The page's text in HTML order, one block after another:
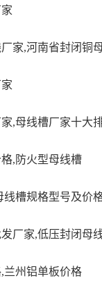
家,河南省封闭铜
,母线槽厂家十大
,防火型母线槽
线槽规格型号及价
厂家,低压封闭母
兰州铝单板价格